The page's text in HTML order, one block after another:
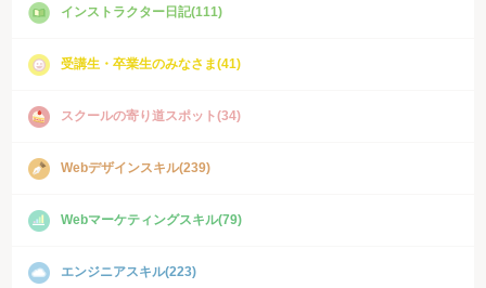
インストラクター日記(111)
受講生・卒業生のみなさま(41)
スクールの寄り道スポット(34)
Webデザインスキル(239)
Webマーケティングスキル(79)
エンジニアスキル(223)